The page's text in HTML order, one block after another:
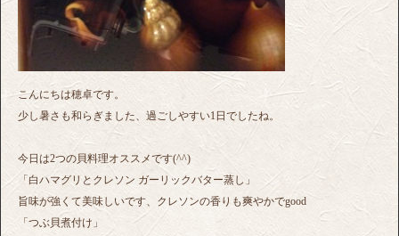
こんにちは穂卓です。
少し暑さも和らぎました、過ごしやすい1日でしたね。
今日は2つの貝料理オススメです(^^)
「白ハマグリとクレソン ガーリックバター蒸し」
旨味が強くて美味しいです、クレソンの香りも爽やかでgood
「つぶ貝煮付け」